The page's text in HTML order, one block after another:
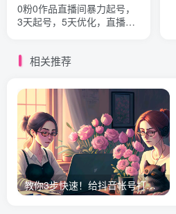
0粉0作品直播间暴力起号，
3天起号，5天优化，直播起
相关推荐
教你3步快速！给抖音帐号打标签！